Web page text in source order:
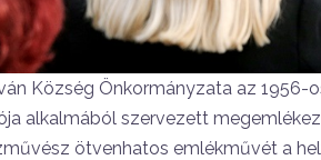
Község Önkormányzata az
alkalmából szervezett
ötvenhatos emlékművét a